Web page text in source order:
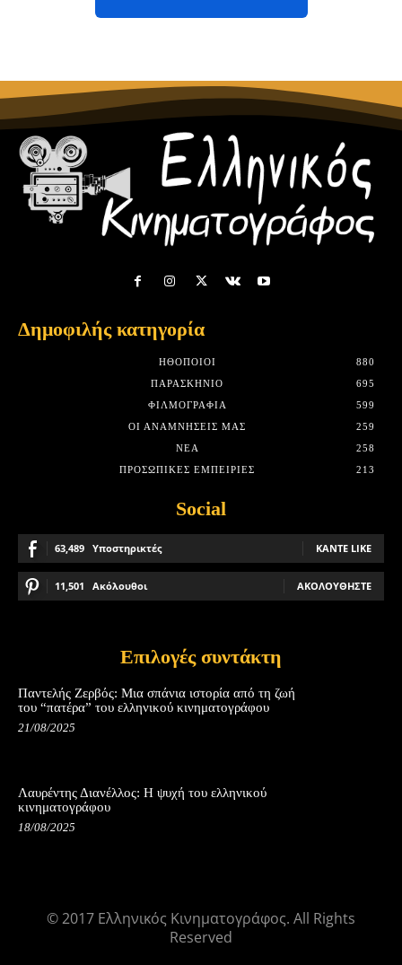
Δημοφιλής κατηγορία
HΘΟΠΟΙΟΊ
880
ΠΑΡΑΣΚΉΝΙΟ
695
ΦΙΛΜΟΓΡΑΦΊΑ
599
ΟΙ ΑΝΑΜΝΉΣΕΙΣ ΜΑΣ
259
ΝΈΑ
258
ΠΡΟΣΩΠΙΚΈΣ ΕΜΠΕΙΡΊΕΣ
213
Social
63,489 Υποστηρικτές ΚΆΝΤΕ LIKE
11,501 Ακόλουθοι ΑΚΟΛΟΥΘΉΣΤΕ
Επιλογές συντάκτη
Παντελής Ζερβός: Μια σπάνια ιστορία από τη ζωή
του “πατέρα” του ελληνικού κινηματογράφου
21/08/2025
Λαυρέντης Διανέλλος: Η ψυχή του ελληνικού
κινηματογράφου
18/08/2025
© 2017 Ελληνικός Κινηματογράφος. All Rights
Reserved